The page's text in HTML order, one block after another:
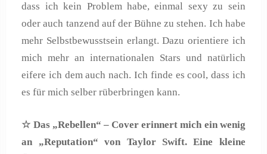
dass ich kein Problem habe, einmal sexy zu sein
oder auch tanzend auf der Bühne zu stehen. Ich habe
mehr Selbstbewusstsein erlangt. Dazu orientiere ich
mich mehr an internationalen Stars und natürlich
eifere ich dem auch nach. Ich finde es cool, dass ich
es für mich selber rüberbringen kann.
☆ Das „Rebellen“ – Cover erinnert mich ein wenig
an „Reputation“ von Taylor Swift. Eine kleine